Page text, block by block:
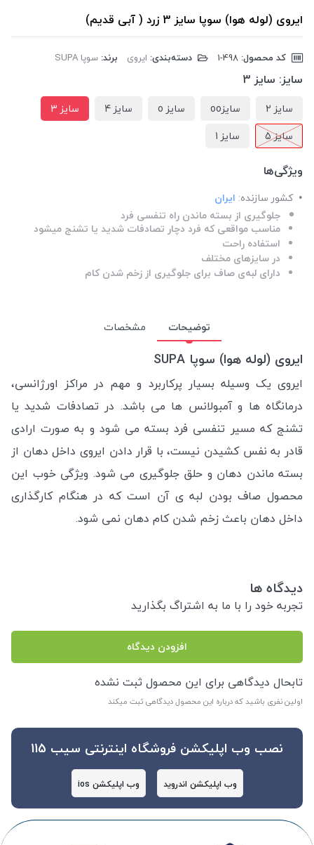
ایروی (لوله هوا) سوپا سایز 3 زرد ( آبی قدیم)
کد محصول: دسته‌بندی: ایروی برند: سوپا SUPA
سایز: سایز 3
سایز 2 سایزoo سایز o سایز 4
سایز 3
سایز 5
سایز 1
ویژگی‌ها
کشور سازنده: ایران
جلوگیری از بسته ماندن راه تنفسی فرد
مناسب مواقعی که فرد دچار تصادفات شدید یا تشنج میشود
استفاده راحت
در سایزهای مختلف
دارای لبه‌ی صاف برای جلوگیری از زخم شدن کام
توضیحات مشخصات
ایروی (لوله هوا) سوپا SUPA
ایروی یک وسیله بسیار پرکاربرد و مهم در مراکز اورژانسی،
درمانگاه ها و آمبولانس ها می باشد. در تصادفات شدید یا
تشنج که مسیر تنفسی فرد بسته می شود و به صورت ارادی
قادر به نفس کشیدن نیست، با قرار دادن ایروی داخل دهان از
بسته ماندن دهان و حلق جلوگیری می شود. ویژگی خوب این
محصول صاف بودن لبه ی آن است که در هنگام کارگذاری
داخل دهان باعث زخم شدن کام دهان نمی شود.
دیدگاه ها
تجربه خود را با ما به اشتراگ بگذارید
افزودن دیدگاه
تابحال دیدگاهی برای این محصول ثبت نشده
اولین نفری باشید که درباره این محصول دیدگاهی ثبت میکند
نصب وب اپلیکشن فروشگاه اینترنتی سیب 115
وب اپلیکشن اندروید وب اپلیکشن ios